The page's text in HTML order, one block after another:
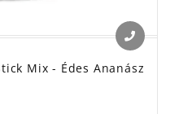
Mix - Édes Ananász